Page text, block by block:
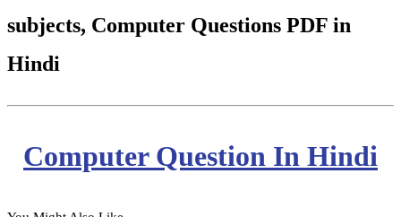
subjects, Computer Questions PDF in
Hindi
Computer Question In Hindi